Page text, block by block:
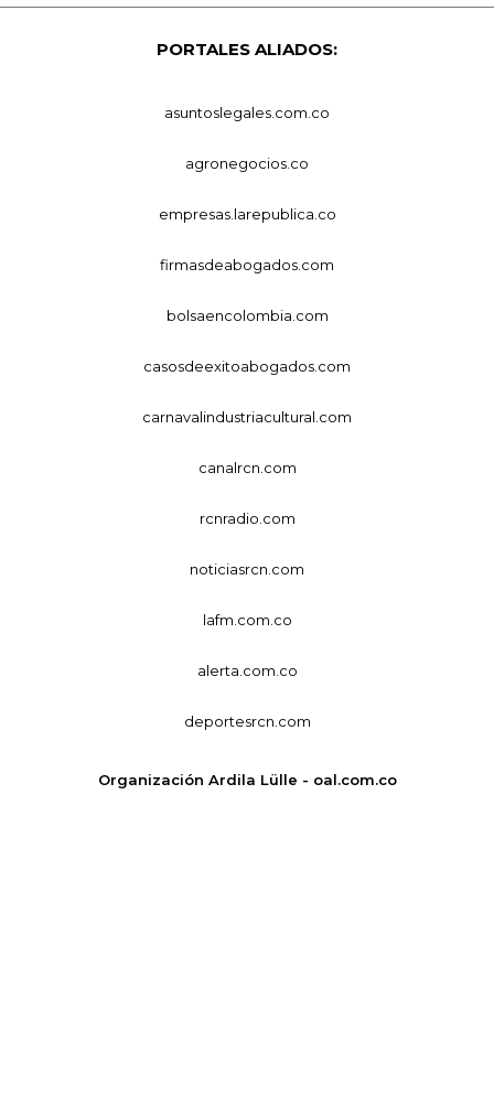
PORTALES ALIADOS:
asuntoslegales.com.co
agronegocios.co
empresas.larepublica.co
firmasdeabogados.com
bolsaencolombia.com
casosdeexitoabogados.com
carnavalindustriacultural.com
canalrcn.com
rcnradio.com
noticiasrcn.com
lafm.com.co
alerta.com.co
deportesrcn.com
Organización Ardila Lülle - oal.com.co